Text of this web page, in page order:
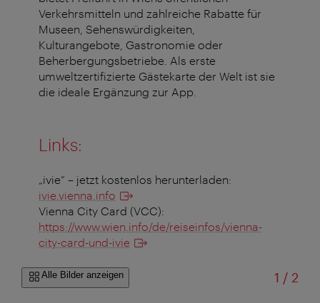
Verkehrsmitteln und zahlreiche Rabatte für
Museen, Sehenswürdigkeiten,
Kulturangebote, Gastronomie oder
Beherbergungsbetriebe. Als erste
umweltzertifizierte Gästekarte der Welt ist sie
die ideale Ergänzung zur App.
Links:
„ivie“ – jetzt kostenlos herunterladen:
ivie.vienna.info
Vienna City Card (VCC):
https://www.wien.info/de/reiseinfos/vienna-
city-card-und-ivie
Alle Bilder anzeigen 1 /von
2